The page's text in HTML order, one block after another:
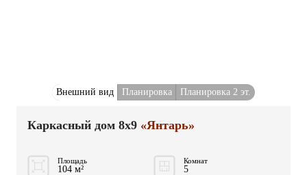
Внешний вид Планировка Планировка 2 эт.
Каркасный дом 8x9 «Янтарь»
Площадь
104 м²
Комнат
5